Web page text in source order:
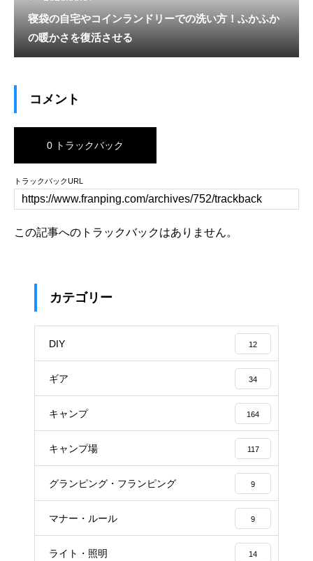
寝袋の自宅やコインランドリーでの洗い方！ふかふか
の暖かさを復活させる
コメント
0 トラックバック
トラックバックURL
この記事へのトラックバックはありません。
カテゴリー
DIY 12
ギア 34
キャンプ 164
キャンプ場 117
グランピング・フランピング 9
マナー・ルール 9
ライト・照明 14